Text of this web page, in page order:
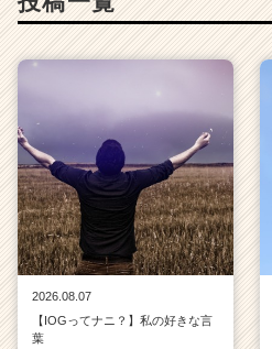
2026.08.07
【IOGってナニ？】私の好きな言
葉